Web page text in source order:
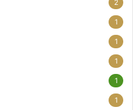
2
1
1
1
1
1